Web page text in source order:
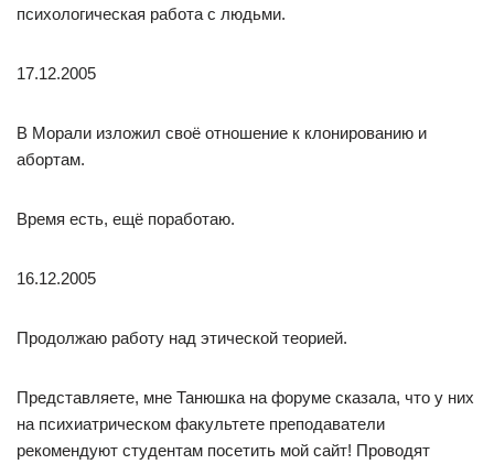
психологическая работа с людьми.
17.12.2005
В Морали изложил своё отношение к клонированию и
абортам.
Время есть, ещё поработаю.
16.12.2005
Продолжаю работу над этической теорией.
Представляете, мне Танюшка на форуме сказала, что у них
на психиатрическом факультете преподаватели
рекомендуют студентам посетить мой сайт! Проводят